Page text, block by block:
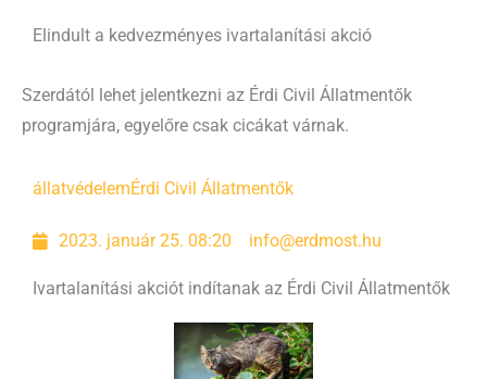
Elindult a kedvezményes ivartalanítási akció
Szerdától lehet jelentkezni az Érdi Civil Állatmentők
programjára, egyelőre csak cicákat várnak.
állatvédelemÉrdi Civil Állatmentők
2023. január 25. 08:20 info@erdmost.hu
Ivartalanítási akciót indítanak az Érdi Civil Állatmentők